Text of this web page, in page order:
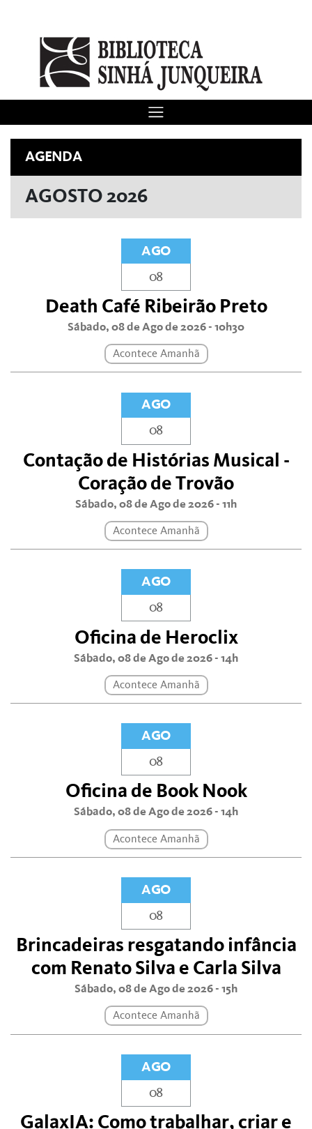
AGENDA
AGOSTO 2026
AGO
08
Death Café Ribeirão Preto
Sábado, 08 de Ago de 2026 - 10h30
Acontece Amanhã
AGO
08
Contação de Histórias Musical -
Coração de Trovão
Sábado, 08 de Ago de 2026 - 11h
Acontece Amanhã
AGO
08
Oficina de Heroclix
Sábado, 08 de Ago de 2026 - 14h
Acontece Amanhã
AGO
08
Oficina de Book Nook
Sábado, 08 de Ago de 2026 - 14h
Acontece Amanhã
AGO
08
Brincadeiras resgatando infância
com Renato Silva e Carla Silva
Sábado, 08 de Ago de 2026 - 15h
Acontece Amanhã
AGO
08
GalaxIA: Como trabalhar, criar e